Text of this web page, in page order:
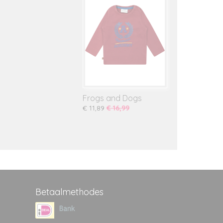
Frogs and Dogs
€ 11,89 € 16,99
Betaalmethodes